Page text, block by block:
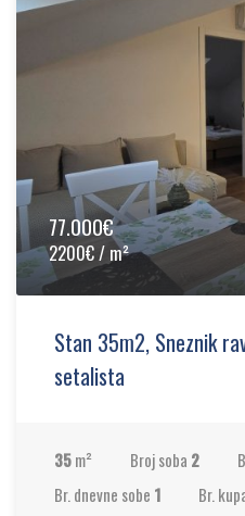
77.000€
2200€ / m²
Stan 35m2, Sneznik
setalista
35m² Broj soba 2
Br. dnevne sobe 1 Br.